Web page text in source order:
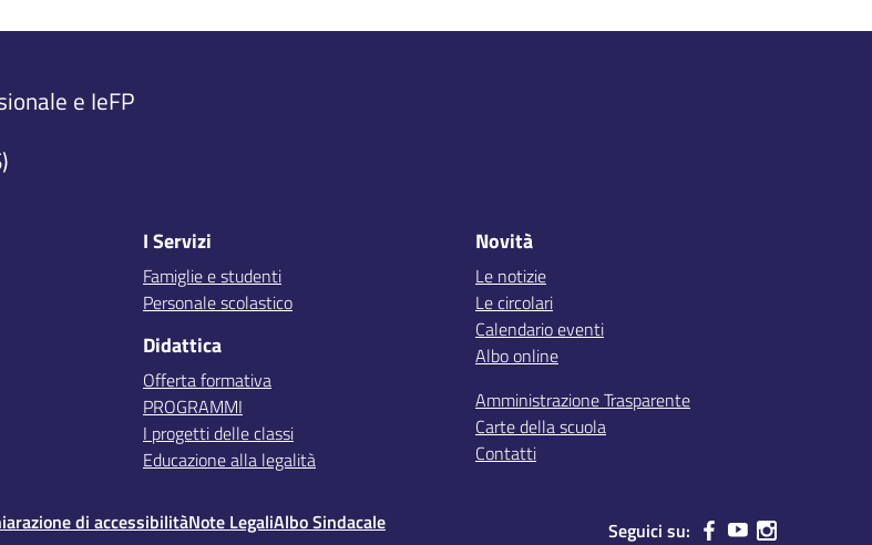
e IeFP
I Servizi
Famiglie e studenti
Personale scolastico
Didattica
Offerta formativa
PROGRAMMI
I progetti delle classi
Educazione alla legalità
Novità
Le notizie
Le circolari
Calendario eventi
Albo online
Amministrazione Trasparente
Carte della scuola
Contatti
di accessibilitàNote LegaliAlbo Sindacale Seguici su: